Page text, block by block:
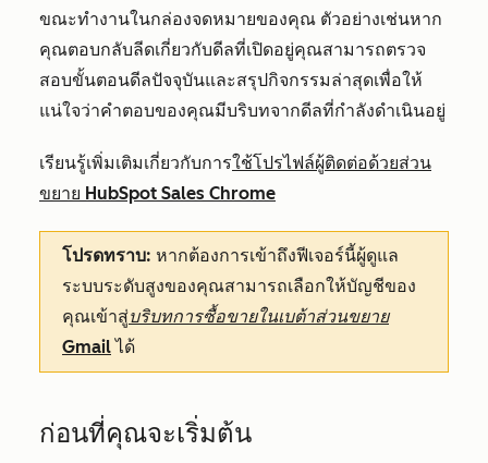
ขณะทำงานในกล่องจดหมายของคุณ ตัวอย่างเช่นหาก
คุณตอบกลับลีดเกี่ยวกับดีลที่เปิดอยู่คุณสามารถตรวจ
สอบขั้นตอนดีลปัจจุบันและสรุปกิจกรรมล่าสุดเพื่อให้
แน่ใจว่าคำตอบของคุณมีบริบทจากดีลที่กำลังดำเนินอยู่
เรียนรู้เพิ่มเติมเกี่ยวกับการใช้โปรไฟล์ผู้ติดต่อด้วยส่วน
ขยาย HubSpot Sales Chrome
โปรดทราบ: หากต้องการเข้าถึงฟีเจอร์นี้ผู้ดูแล
ระบบระดับสูงของคุณสามารถเลือกให้บัญชีของ
คุณเข้าสู่บริบทการซื้อขายในเบต้าส่วนขยาย
Gmailได้
ก่อนที่คุณจะเริ่มต้น